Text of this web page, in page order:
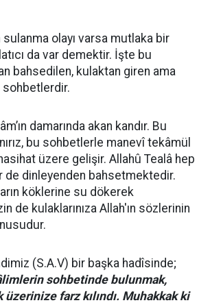
olayı varsa mutlaka bir
da var demektir. İşte bu
bahsedilen, kulaktan giren ama
sohbetlerdir.
damarında akan kandır. Bu
bu sohbetlerle manevî tekâmül
üzere gelişir. Allahû Tealâ hep
de dinleyenden bahsetmektedir.
köklerine su dökerek
de kulaklarınıza Allah'ın sözlerinin
(S.A.V) bir başka hadîsinde;
sohbetinde bulunmak,
üzerinize farz kılındı. Muhakkak ki